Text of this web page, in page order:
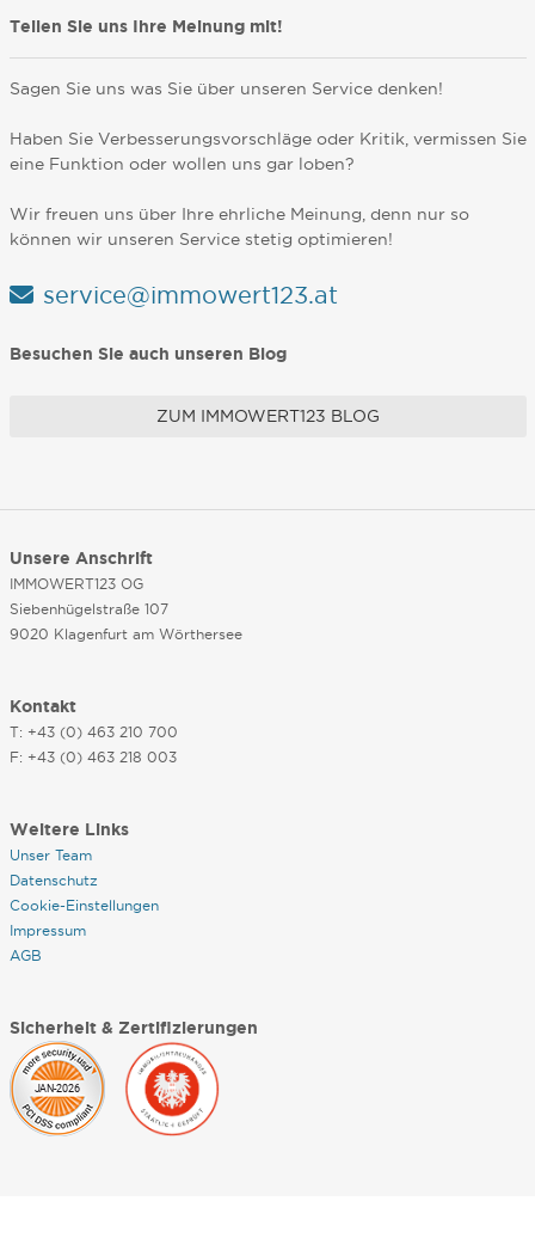
Teilen Sie uns Ihre Meinung mit!
Sagen Sie uns was Sie über unseren Service denken!
Haben Sie Verbesserungsvorschläge oder Kritik, vermissen Sie
eine Funktion oder wollen uns gar loben?
Wir freuen uns über Ihre ehrliche Meinung, denn nur so
können wir unseren Service stetig optimieren!
service@immowert123.at
Besuchen Sie auch unseren Blog
ZUM IMMOWERT123 BLOG
Unsere Anschrift
IMMOWERT123 OG
Siebenhügelstraße 107
9020 Klagenfurt am Wörthersee
Kontakt
T: +43 (0) 463 210 700
F: +43 (0) 463 218 003
Weitere Links
Unser Team
Datenschutz
Cookie-Einstellungen
Impressum
AGB
Sicherheit & Zertifizierungen